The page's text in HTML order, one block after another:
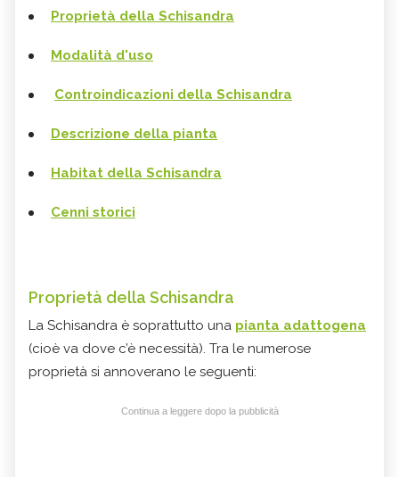
Proprietà della Schisandra
Modalità d'uso
Controindicazioni della Schisandra
Descrizione della pianta
Habitat della Schisandra
Cenni storici
Proprietà della Schisandra
La Schisandra è soprattutto una pianta adattogena
(cioè va dove c’è necessità). Tra le numerose
proprietà si annoverano le seguenti:
Continua a leggere dopo la pubblicità